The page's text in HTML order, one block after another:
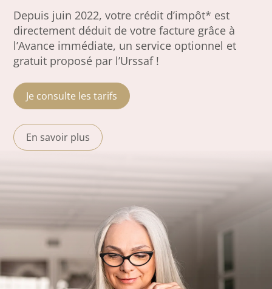
Depuis juin 2022, votre crédit d’impôt* est
directement déduit de votre facture grâce à
l’Avance immédiate, un service optionnel et
gratuit proposé par l’Urssaf !
Je consulte les tarifs
En savoir plus